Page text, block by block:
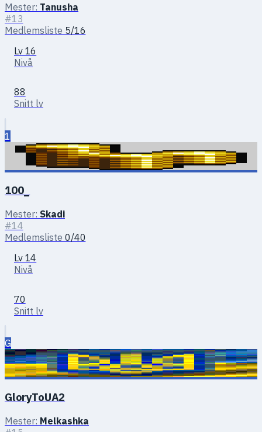
Mester: Tanusha
#13
Medlemsliste 5/16
Lv 16
Nivå
88
Snitt lv
1
100_
Mester: Skadi
#14
Medlemsliste 0/40
Lv 14
Nivå
70
Snitt lv
G
GloryToUA2
Mester: Melkashka